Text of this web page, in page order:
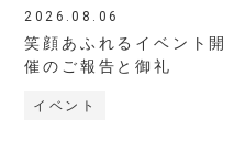
2026.08.06
笑顔あふれるイベント開
催のご報告と御礼
イベント